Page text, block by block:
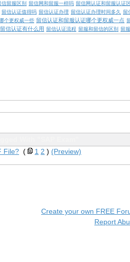
信留服区别 留信网和留服一样吗 留信网认证和留服认证
留信认证值得吗 留信认证办理 留信认证办理时间多久 留
个更权威一些 留信认证和留服认证哪个更权威一点
留信认证有什么用 留信认证流程 留服和留信的区别 留
File? ( 1 2 ) (Preview)
Create your own FREE
Report